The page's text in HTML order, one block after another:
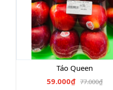
Táo Queen
59.000₫ 77.000₫